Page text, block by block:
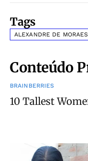
Tags
ALEXANDRE DE MORAES